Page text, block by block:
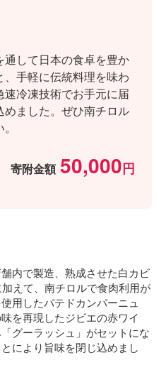
して日本の食卓を豊か
手軽に伝統料理を味わ
速冷凍技術でお手元に届
めました。ぜひ南チロル
寄附金額 50,000
内で製造、熟成させた白カビ
えて、南チロルで食肉利用が
用したパテドカンパーニュ
を再現したジビエの赤ワイ
グーラッシュ」がセットにな
により旨味を閉じ込めまし